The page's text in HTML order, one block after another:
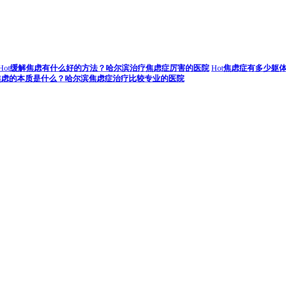
缓解焦虑有什么好的方法？哈尔滨治疗焦虑症厉害的医院 Hot焦虑症有多少躯
的本质是什么？哈尔滨焦虑症治疗比较专业的医院